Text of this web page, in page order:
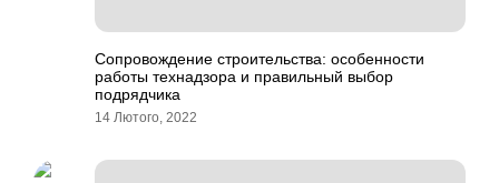
Сопровождение строительства: особенности
работы технадзора и правильный выбор
подрядчика
14 Лютого, 2022